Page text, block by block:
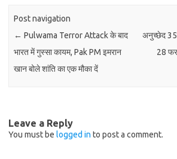
Post navigation
← Pulwama Terror Attack के बाद
भारत में गुस्सा कायम, Pak PM इमरान
खान बोले शांति का एक मौका दें
अनुच्छेद
28
Leave a Reply
You must be logged in to post a comment.